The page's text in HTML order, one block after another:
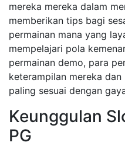
mereka mereka dalam
memberikan tips bagi
permainan mana yang
mempelajari pola
permainan demo, para
keterampilan mereka
paling sesuai dengan
Keunggulan
PG